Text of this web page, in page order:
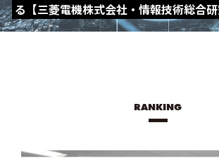
る【三菱電機株式会社・情報技術総合研
RANKING